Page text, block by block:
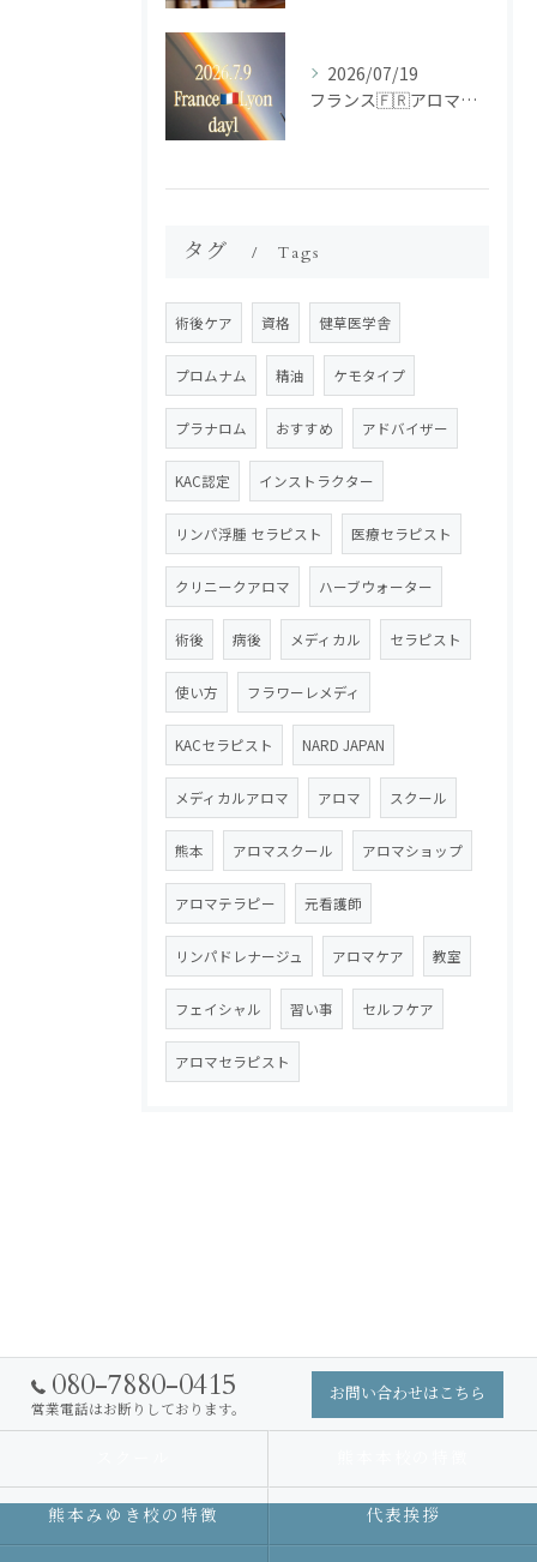
2026/07/19
フランス🇫🇷アロマ研修ツアー𝗱𝗮𝘆𝟭
タグ Tags
術後ケア 資格 健草医学舎
プロムナム 精油 ケモタイプ
プラナロム おすすめ アドバイザー
KAC認定 インストラクター
リンパ浮腫 セラピスト 医療セラピスト
クリニークアロマ ハーブウォーター
術後 病後 メディカル セラピスト
使い方 フラワーレメディ
KACセラピスト NARD JAPAN
メディカルアロマ アロマ スクール
熊本 アロマスクール アロマショップ
アロマテラピー 元看護師
リンパドレナージュ アロマケア 教室
フェイシャル 習い事 セルフケア
アロマセラピスト
080-7880-0415
営業電話はお断りしております。
お問い合わせはこちら
熊本みゆき校の特徴 代表挨拶